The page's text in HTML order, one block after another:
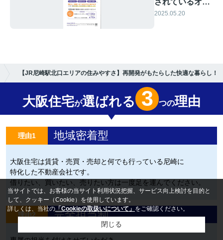
ナー様へ
2025.05.20
【JR尼崎駅北口エリアの住みやすさ】再開発がもたらした快適な暮らし！
大阪住宅が選ばれる 3 つの理由
理由1 地域密着型
大阪住宅は賃貸・売買・売却と何でも行っている尼崎に
特化した不動産会社です。
借りたい、買いたい、売りたい方は一度足を運んでください。
理由2 完全担当制
当サイトでは、お客様の当サイト利用状況把握、サービス向上検討を目的と
して、クッキー（Cookie）を使用しています。
詳しくは、当社の「Cookieの取扱いについて」 をご確認ください。
閉じる